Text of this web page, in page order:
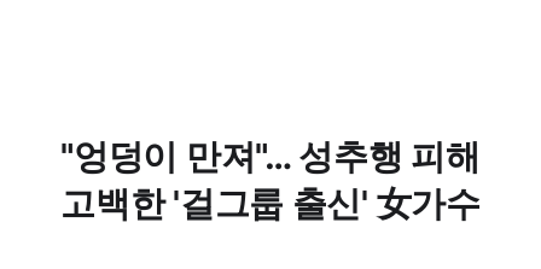
"엉덩이 만져"… 성추행 피해
고백한 '걸그룹 출신' 女가수